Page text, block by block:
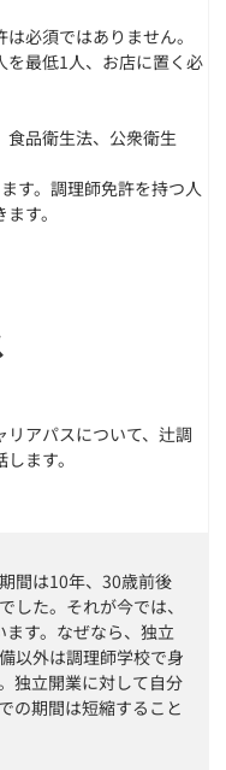
必須ではありません。
を最低1人、お店に置く必
品衛生法、公衆衛生
す。調理師免許を持つ人
す。
リアパスについて、辻調
ます。
間は10年、30歳前後
した。それが今では、
す。なぜなら、独立
以外は調理師学校で身
独立開業に対して自分
の期間は短縮すること